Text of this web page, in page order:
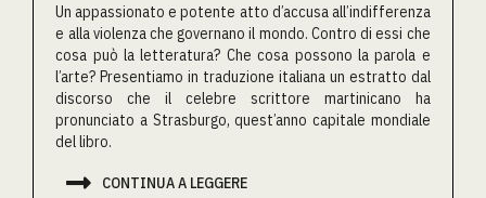
Un appassionato e potente atto d’accusa all’indifferenza
e alla violenza che governano il mondo. Contro di essi che
cosa può la letteratura? Che cosa possono la parola e
l’arte? Presentiamo in traduzione italiana un estratto dal
discorso che il celebre scrittore martinicano ha
pronunciato a Strasburgo, quest’anno capitale mondiale
del libro.
 CONTINUA A LEGGERE